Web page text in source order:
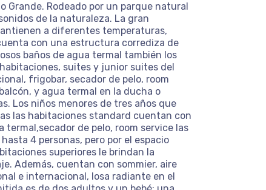
Grande. Rodeado por un parque natural
de la naturaleza. La gran
a diferentes temperaturas,
con una estructura corrediza de
baños de agua termal también los
suites y junior suites del
frigobar, secador de pelo, room
y agua termal en la ducha o
Los niños menores de tres años que
las habitaciones standard cuentan con
de pelo, room service las
4 personas, pero por el espacio
superiores le brindan la
Además, cuentan con sommier, aire
e internacional, losa radiante en el